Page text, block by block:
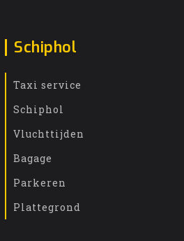
Schiphol
Taxi service
Schiphol
Vluchttijden
Bagage
Parkeren
Plattegrond